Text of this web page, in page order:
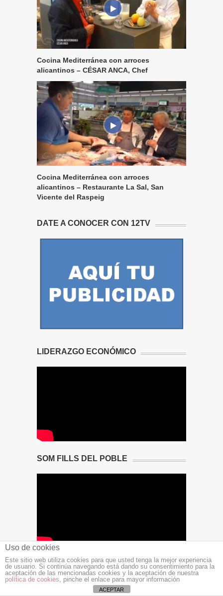
Cocina Mediterránea con arroces
alicantinos – CÉSAR ANCA, Chef
Cocina Mediterránea con arroces
alicantinos – Restaurante La Sal, San
Vicente del Raspeig
DATE A CONOCER CON 12TV
LIDERAZGO ECONÓMICO
SOM FILLS DEL POBLE
12TV – AGENTE DIGITALIZADOR
Uso de cookies
Este sitio web utiliza cookies para que usted tenga la mejor experiencia
de usuario. Si continúa navegando está dando su consentimiento para la
aceptación de las mencionadas cookies y la aceptación de nuestra
política de cookies, pinche el enlace para mayor información
ACEPTAR